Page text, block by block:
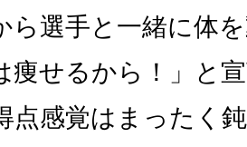
ら選手と一緒に体
痩せるから！」と
点感覚はまったく